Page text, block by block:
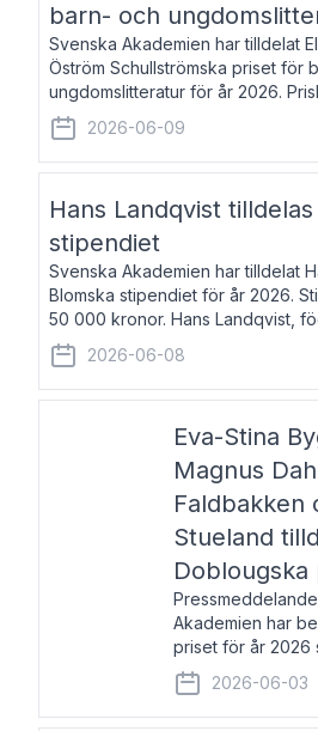
barn- och
Svenska Akademien har tilldelat
Öström Schullströmska priset för
ungdomslitteratur för år 2026.
kronor vardera. Elin Bengtsson,
och forskare i genusvetenskap.
2026-06-09
Hans Landqvist
stipendiet
Svenska Akademien har tilldelat
Blomska stipendiet för år 2026.
50 000 kronor. Hans Landqvist,
professor i svenska vid
disputerade år 2000 på
2026-06-08
Eva-Stina
Magnus
Faldbakken
Stueland
Doblougska
Akademien har
priset för år 2026
Byggmästar,
Faldbakken samt
Prisbeloppet är
2026-06-03